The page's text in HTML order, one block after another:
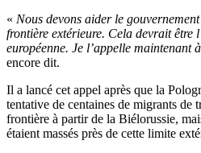
« Nous devons aider le
frontière extérieure. Cela devrait être
européenne. Je l’appelle maintenant
encore dit.
Il a lancé cet appel après que la
tentative de centaines de migrants de
frontière à partir de la Biélorussie,
étaient massés près de cette limite